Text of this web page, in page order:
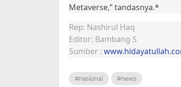
Metaverse,” tandasnya.*
Rep: Nashirul Haq
Editor: Bambang S
Sumber :
#nasional #news